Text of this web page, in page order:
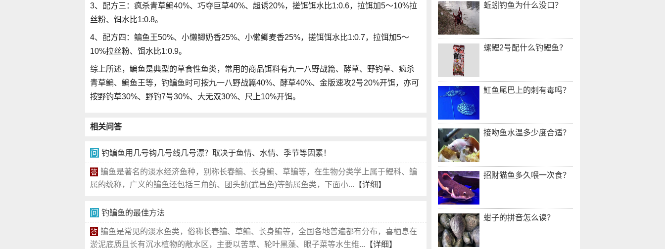
3、配方三：疯杀青草鳊40%、巧夺巨草40%、超诱20%，搓饵饵水比1:0.6，拉饵加5～10%拉
丝粉、饵水比1:0.8。
4、配方四：鳊鱼王50%、小懒鲫奶香25%、小懒鲫麦香25%，搓饵饵水比1:0.7，拉饵加5～
10%拉丝粉、饵水比1:0.9。
综上所述，鳊鱼是典型的草食性鱼类，常用的商品饵料有九一八野战篇、酵草、野钓草、疯杀
青草鳊、鳊鱼王等，钓鳊鱼时可按九一八野战篇40%、酵草40%、金版速攻2号20%开饵，亦可
按野钓草30%、野钓7号30%、大无双30%、尺上10%开饵。
相关问答
问 钓鳊鱼用几号钩几号线几号漂？取决于鱼情、水情、季节等因素！
答 鳊鱼是著名的淡水经济鱼种，别称长春鳊、长身鳊、草鳊等，在生物分类学上属于鲤科、鳊
属的统称，广义的鳊鱼还包括三角鲂、团头鲂(武昌鱼)等鲂属鱼类，下面小... 【详细】
问 钓鳊鱼的最佳方法
答 鳊鱼是常见的淡水鱼类，俗称长春鳊、草鳊、长身鳊等，全国各地普遍都有分布，喜栖息在
淤泥底质且长有沉水植物的敞水区，主要以苦草、轮叶黑藻、眼子菜等水生维... 【详细】
蚯蚓钓鱼为什么没口？
螺鲤2号配什么钓鲤鱼？
魟鱼尾巴上的刺有毒吗？
接吻鱼水温多少度合适？
招财猫鱼多久喂一次食？
蚶子的拼音怎么读？